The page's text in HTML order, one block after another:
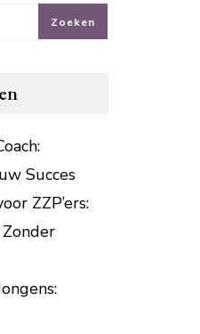
Zoeken
Succes
ZZP’ers: